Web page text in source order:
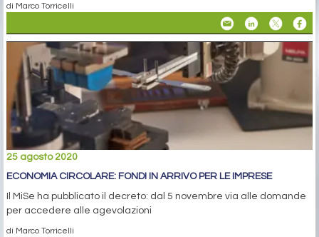
di Marco Torricelli
25 agosto 2020
ECONOMIA CIRCOLARE: FONDI IN ARRIVO PER LE IMPRESE
Il MiSe ha pubblicato il decreto: dal 5 novembre via alle domande
per accedere alle agevolazioni
di Marco Torricelli